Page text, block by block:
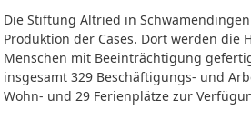
Die Stiftung Altried in
Produktion der Cases. Dort werden die
Menschen mit Beeinträchtigung
insgesamt 329 Beschäftigungs- und
Wohn- und 29 Ferienplätze zur